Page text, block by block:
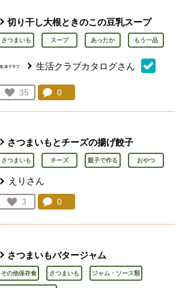
切り干し大根ときのこの豆乳スープ
さつまいも スープ あったか もう一品
生活クラブカタログさん
お気に入り登録：
35
人が登録
コメント：
0
さつまいもとチーズの揚げ餃子
さつまいも チーズ 親子で作る おやつ
えりさん
お気に入り登録：
3
人が登録
コメント：
0
さつまいもバタージャム
その他保存食 さつまいも ジャム・ソース類